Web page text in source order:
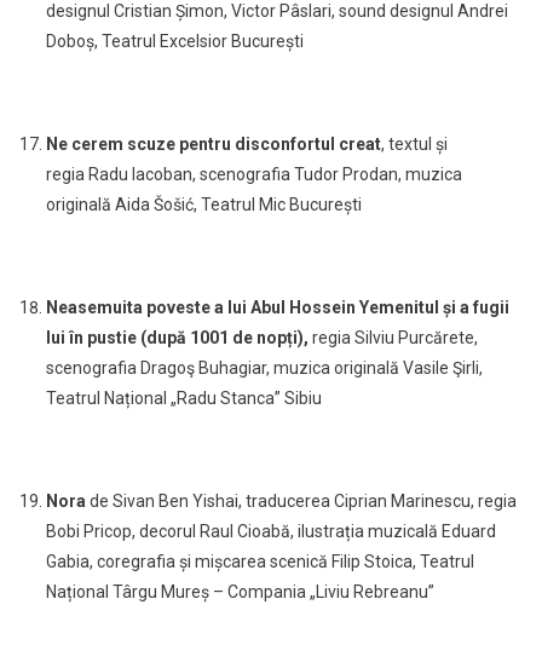
designul Cristian Șimon, Victor Pâslari, sound designul Andrei
Doboș, Teatrul Excelsior București
Ne cerem scuze pentru disconfortul creat, textul și
regia Radu Iacoban, scenografia Tudor Prodan, muzica
originală Aida Šošić, Teatrul Mic București
Neasemuita poveste a lui Abul Hossein Yemenitul și a fugii
lui în pustie (după 1001 de nopți), regia Silviu Purcărete,
scenografia Dragoş Buhagiar, muzica originală Vasile Şirli,
Teatrul Național „Radu Stanca” Sibiu
Norade Sivan Ben Yishai, traducerea Ciprian Marinescu, regia
Bobi Pricop, decorul Raul Cioabă, ilustrația muzicală Eduard
Gabia, coregrafia și mișcarea scenică Filip Stoica, Teatrul
Național Târgu Mureș – Compania „Liviu Rebreanu”